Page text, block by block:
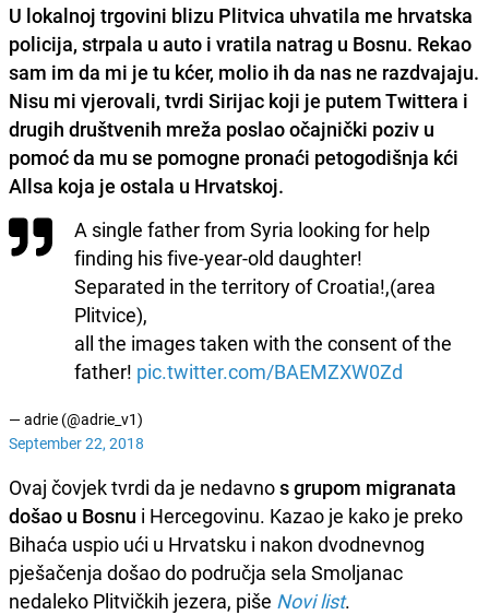
U lokalnoj trgovini blizu Plitvica uhvatila me hrvatska
policija, strpala u auto i vratila natrag u Bosnu. Rekao
sam im da mi je tu kćer, molio ih da nas ne razdvajaju.
Nisu mi vjerovali, tvrdi Sirijac koji je putem Twittera i
drugih društvenih mreža poslao očajnički poziv u
pomoć da mu se pomogne pronaći petogodišnja kći
Allsa koja je ostala u Hrvatskoj.
A single father from Syria looking for help
finding his five-year-old daughter!
Separated in the territory of Croatia!,(area
Plitvice),
all the images taken with the consent of the
father! pic.twitter.com/BAEMZXW0Zd
— adrie (@adrie_v1)
September 22, 2018
Ovaj čovjek tvrdi da je nedavnos grupom migranata
došao u Bosnu i Hercegovinu. Kazao je kako je preko
Bihaća uspio ući u Hrvatsku i nakon dvodnevnog
pješačenja došao do područja sela Smoljanac
nedaleko Plitvičkih jezera, piše Novi list.